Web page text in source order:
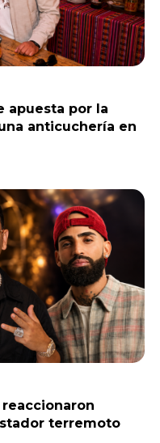
apuesta por la
anticuchería en
reaccionaron
terremoto